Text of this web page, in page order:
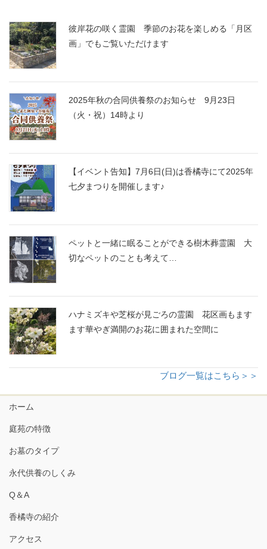
彼岸花の咲く霊園 季節のお花を楽しめる「月区
画」でもご覧いただけます
2025年秋の合同供養祭のお知らせ 9月23日
（火・祝）14時より
【イベント告知】7月6日(日)は香橘寺にて2025年
七夕まつりを開催します♪
ペットと一緒に眠ることができる樹木葬霊園 大
切なペットのことも考えて…
ハナミズキや芝桜が見ごろの霊園 花区画もます
ます華やぎ満開のお花に囲まれた空間に
ブログ一覧はこちら＞＞
ホーム
庭苑の特徴
お墓のタイプ
永代供養のしくみ
Q＆A
香橘寺の紹介
アクセス